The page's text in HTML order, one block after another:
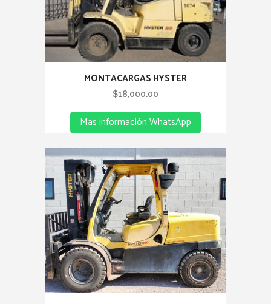
MONTACARGAS HYSTER
$18,000.00
Mas información WhatsApp